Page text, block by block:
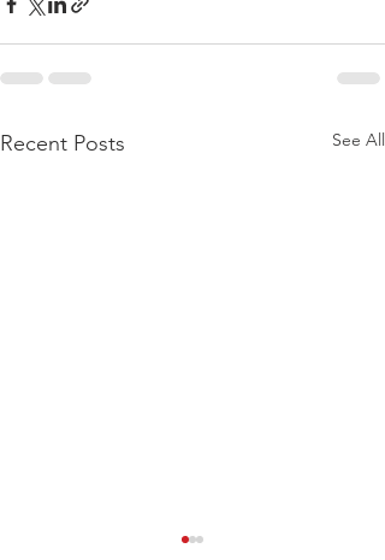
Recent Posts See All